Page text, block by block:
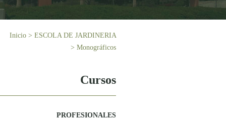
Usted está aquí
Inicio > ESCOLA DE JARDINERIA
> Monográficos
Cursos
PROFESIONALES